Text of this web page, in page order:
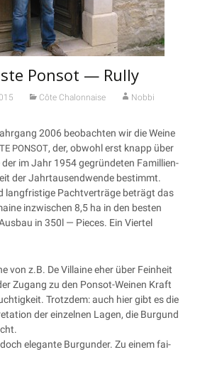
Ponsot — Rully
Côte Chalonnaise Nobbi
2006 beob­ach­ten wir die Wei­ne
PONSOT, der, obwohl erst knapp über
der im Jahr 1954 gegrün­de­ten Famil­li­en­
der Jahr­tau­send­wen­de bestimmt.
lang­fris­ti­ge Pacht­ver­trä­ge beträgt das
inzwi­schen 8,5 ha in den bes­ten
in 350l — Pie­ces. Ein Vier­tel
von z.B. De Vil­lai­ne eher über Fein­heit
Zugang zu den Pon­sot-Wei­nen Kraft
Trotz­dem: auch hier gibt es die
der ein­zel­nen Lagen, die Bur­gund
ele­gan­te Bur­gun­der. Zu einem fai­